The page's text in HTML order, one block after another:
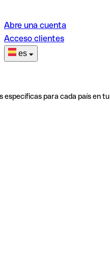
Abre una cuenta
Acceso clientes
es
específicas para cada país en tu